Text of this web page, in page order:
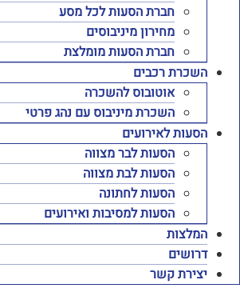
חברת הסעות לכל מסע
מחירון מיניבוסים
חברת הסעות מומלצת
השכרת רכבים
אוטובוס להשכרה
השכרת מיניבוס עם נהג פרטי
הסעות לאירועים
הסעות לבר מצווה
הסעות לבת מצווה
הסעות לחתונה
הסעות למסיבות ואירועים
המלצות
דרושים
יצירת קשר